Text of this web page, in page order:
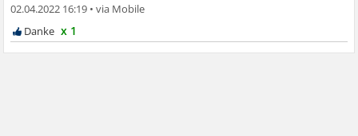
02.04.2022 16:19 •
x 1